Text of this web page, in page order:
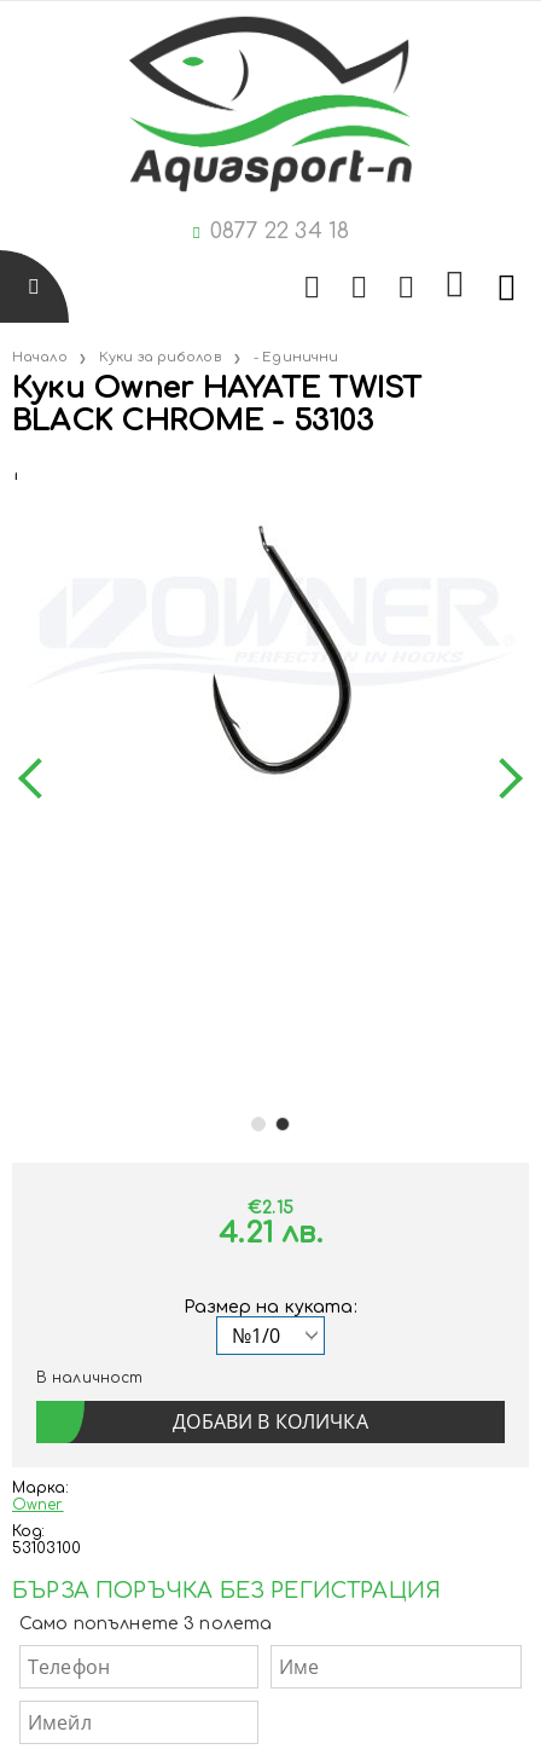
0877 22 34 18
Начало Куки за риболов - Единични
Куки Owner HAYATE TWIST
BLACK CHROME - 53103
Марка:
Owner
Код:
53103100
БЪРЗА ПОРЪЧКА БЕЗ РЕГИСТРАЦИЯ
Само попълнете 3 полета
€2.15
4.21 лв.
Размер на куката:
В наличност